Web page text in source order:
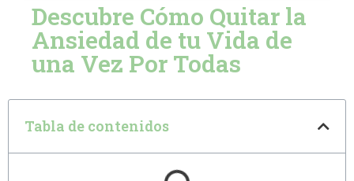
Descubre Cómo Quitar la
Ansiedad de tu Vida de
una Vez Por Todas
Tabla de contenidos